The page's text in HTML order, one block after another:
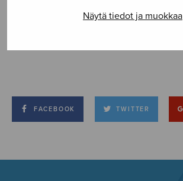
Näytä tiedot ja muokkaa
FACEBOOK TWITTER